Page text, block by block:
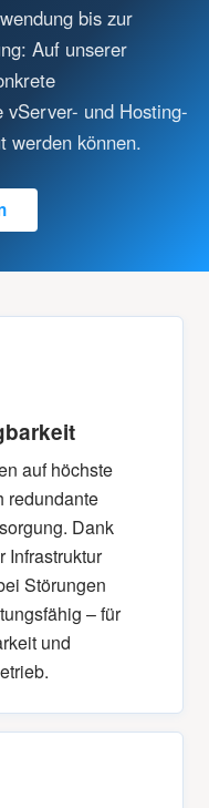
bis zur
Auf unserer
und Hosting-
werden können.
auf höchste
redundante
Dank
Infrastruktur
Störungen
– für
und